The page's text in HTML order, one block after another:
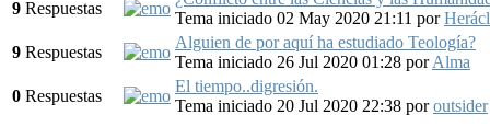
9 Respuestas
Tema iniciado 02 May 2020 21:11 por
9 Respuestas
Alguien de por aquí ha estudiado Teología?
Tema iniciado 26 Jul 2020 01:28 porAlma
0 Respuestas
El tiempo..digresión.
Tema iniciado 20 Jul 2020 22:38 poroutsider